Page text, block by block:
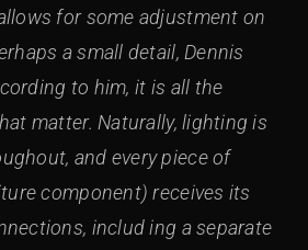
for some adjustment on
a small detail, Dennis
to him, it is all the
matter. Naturally, lighting is
and every piece of
component) receives its
includ ing a separate